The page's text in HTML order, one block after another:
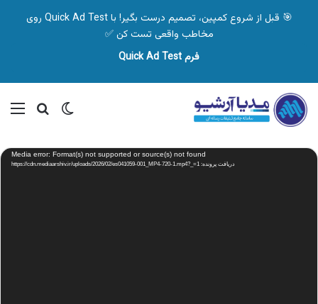
🎯 قبل از شروع کمپین، تصمیم درست بگیر! با Quick Ad Test روی
مخاطب واقعی تست کن ✅
فرم Quick Ad Test
تغییر پوسته
نمایشگر
ویدیو Media error: Format(s) not supported or source(s) not found
دریافت پرونده: https://cdn.mediaarshiv.ir/uploads/2026/02/es041059-001_MP4-720-1.mp4?_=1